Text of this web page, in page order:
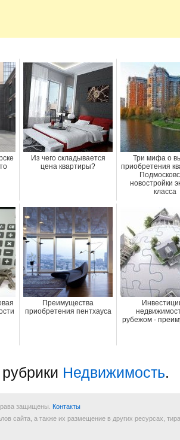
Из чего складывается
цена квартиры?
Три мифа о
приобретения
новостройки
класса
Преимущества
приобретения пентхауса
рубежом -
Недвижимость.
защищены. Контакты
сайта, а также их размещение в других ресурсах,